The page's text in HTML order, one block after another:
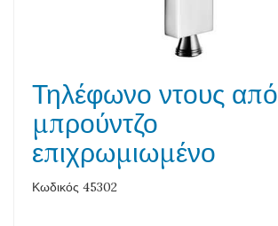
Τηλέφωνο ντους από
μπρούντζο
επιχρωμιωμένο
Κωδικός 45302